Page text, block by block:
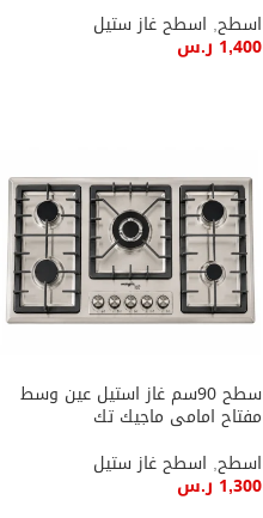
اسطح, اسطح غاز ستيل
1,400 ر.س
سطح 90سم غاز استيل عين وسط
مفتاح امامى ماجيك تك
اسطح, اسطح غاز ستيل
1,300 ر.س